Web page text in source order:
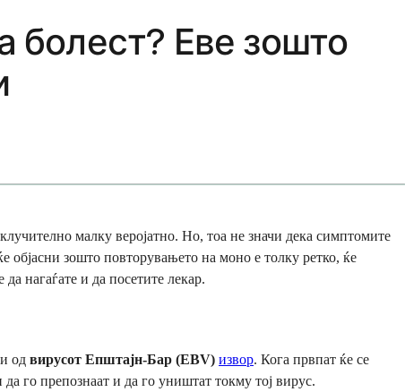
болест? Еве зошто
малку веројатно. Но, тоа не значи дека симптомите
зошто повторувањето на моно е толку ретко, ќе
нагаѓате и да посетите лекар.
од вирусот Епштајн-Бар (EBV) извор. Кога првпат ќе се
го препознаат и да го уништат токму тој вирус.